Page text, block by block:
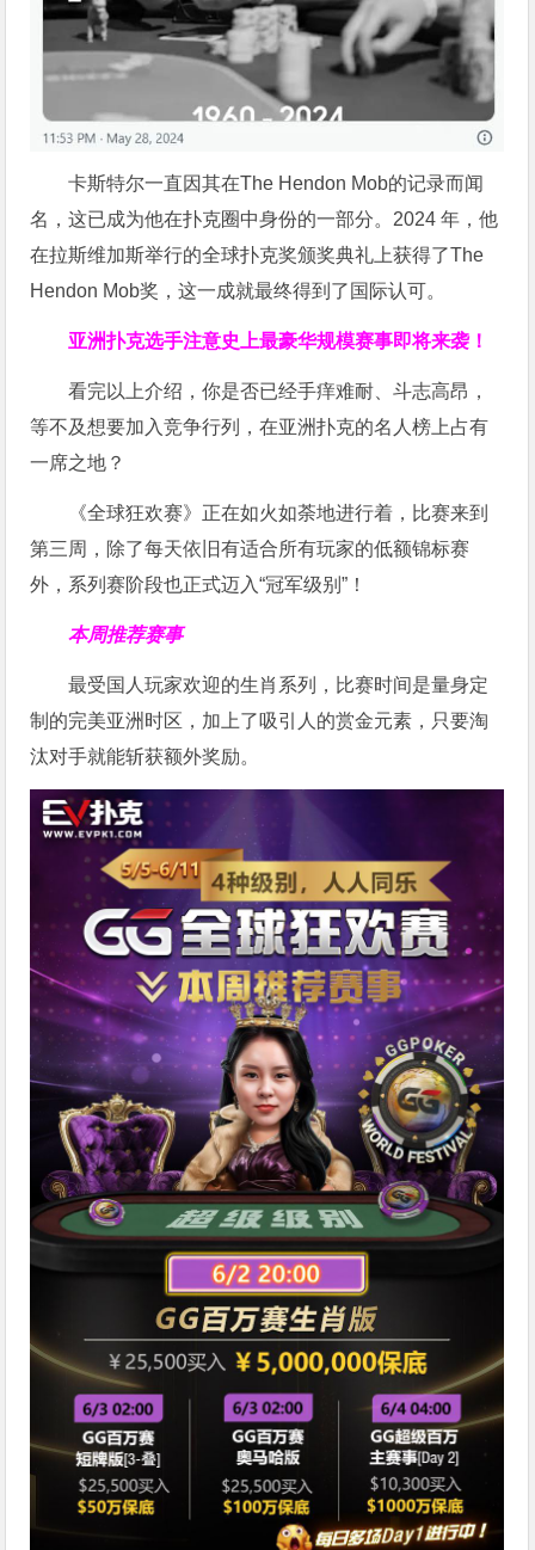
卡斯特尔一直因其在The Hendon Mob的记录而闻
名，这已成为他在扑克圈中身份的一部分。2024 年，他
在拉斯维加斯举行的全球扑克奖颁奖典礼上获得了The
Hendon Mob奖，这一成就最终得到了国际认可。
亚洲扑克选手注意史上最豪华规模赛事即将来袭！
看完以上介绍，你是否已经手痒难耐、斗志高昂，
等不及想要加入竞争行列，在亚洲扑克的名人榜上占有
一席之地？
《全球狂欢赛》正在如火如荼地进行着，比赛来到
第三周，除了每天依旧有适合所有玩家的低额锦标赛
外，系列赛阶段也正式迈入“冠军级别”！
本周推荐赛事
最受国人玩家欢迎的生肖系列，比赛时间是量身定
制的完美亚洲时区，加上了吸引人的赏金元素，只要淘
汰对手就能斩获额外奖励。